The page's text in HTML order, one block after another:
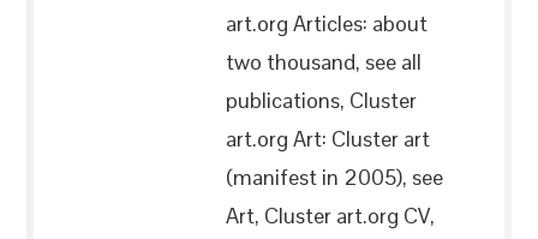
art.org Articles: about
two thousand, see all
publications, Cluster
art.org Art: Cluster art
(manifest in 2005), see
Art, Cluster art.org CV,